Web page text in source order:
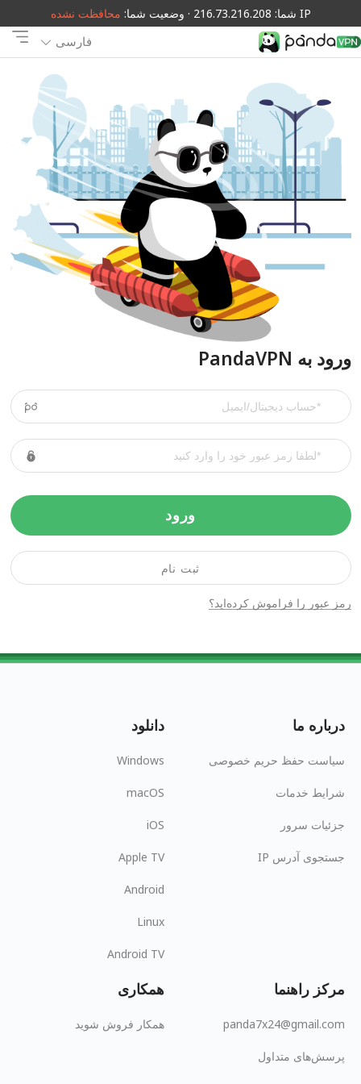
IP شما: 216.73.216.208 · وضعیت شما: محافظت نشده
فارسی
ورود به PandaVPN
ورود
رمز عبور را فراموش کرده‌اید؟
ثبت نام
درباره ما
سیاست حفظ حریم خصوصی
شرایط خدمات
جزئیات سرور
جستجوی آدرس IP
دانلود
Windows
macOS
iOS
Apple TV
Android
Linux
Android TV
مرکز راهنما
panda7x24@gmail.com
پرسش‌های متداول
همکاری
همکار فروش شوید